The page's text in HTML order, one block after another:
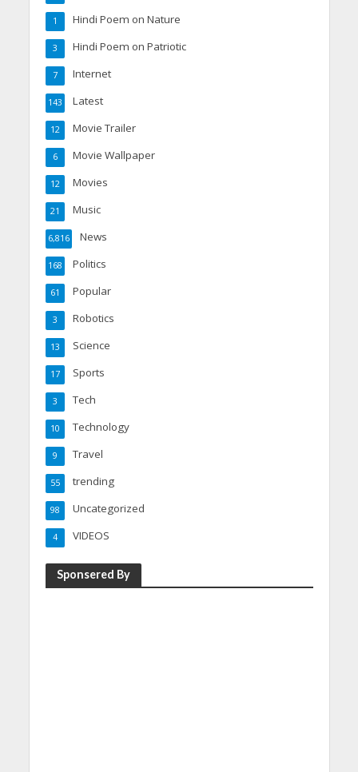
Hindi Poem on Nature
1
Hindi Poem on Patriotic
3
Internet
7
Latest
143
Movie Trailer
12
Movie Wallpaper
6
Movies
12
Music
21
News
6,816
Politics
168
Popular
61
Robotics
3
Science
13
Sports
17
Tech
3
Technology
10
Travel
9
trending
55
Uncategorized
98
VIDEOS
4
Sponsered By